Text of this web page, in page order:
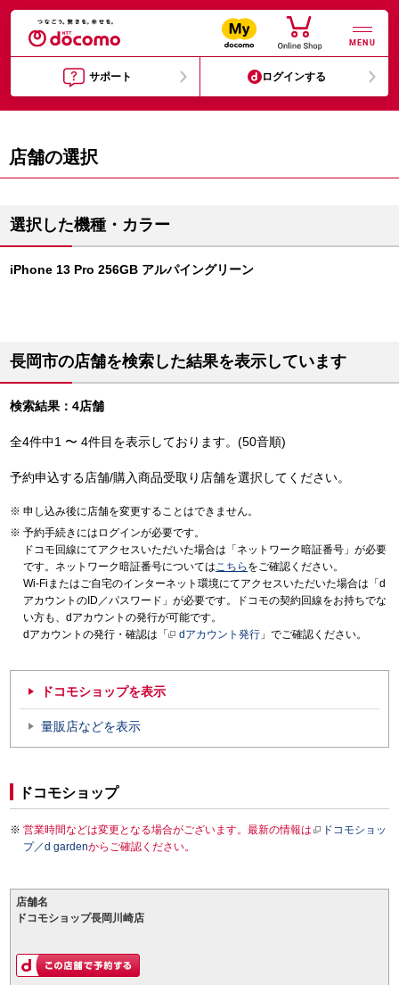
MENU
サポート ログインする
店舗の選択
選択した機種・カラー
iPhone 13 Pro 256GB アルパイングリーン
長岡市の店舗を検索した結果を表示しています
検索結果：4店舗
全4件中1 〜 4件目を表示しております。(50音順)
予約申込する店舗/購入商品受取り店舗を選択してください。
申し込み後に店舗を変更することはできません。
予約手続きにはログインが必要です。
ドコモ回線にてアクセスいただいた場合は「ネットワーク暗証番号」が必要
です。ネットワーク暗証番号についてはこちら をご確認ください。
Wi-Fiまたはご自宅のインターネット環境にてアクセスいただいた場合は「d
アカウントのID／パスワード」が必要です。ドコモの契約回線をお持ちでな
い方も、dアカウントの発行が可能です。
dアカウントの発行・確認は「
dアカウント発行 」でご確認ください。
ドコモショップを表示
量販店などを表示
ドコモショップ
営業時間などは変更となる場合がございます。最新の情報は
ドコモショッ
プ／d gardenからご確認ください。
店舗名
ドコモショップ長岡川崎店